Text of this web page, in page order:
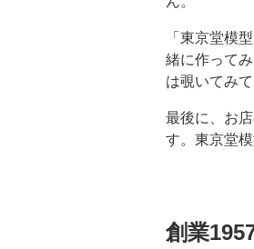
「東京堂模
緒に作って
は覗いてみ
最後に、お
す。東京堂
創業